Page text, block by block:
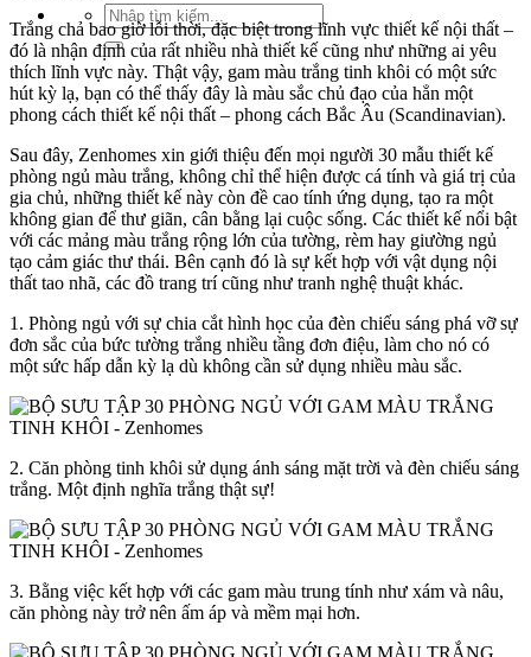
Tìm
kiếm:
Trắng chả bao giờ lỗi thời, đặc biệt trong lĩnh vực thiết kế nội thất –
đó là nhận định của rất nhiều nhà thiết kế cũng như những ai yêu
thích lĩnh vực này. Thật vậy, gam màu trắng tinh khôi có một sức
hút kỳ lạ, bạn có thể thấy đây là màu sắc chủ đạo của hẳn một
phong cách thiết kế nội thất – phong cách Bắc Âu (Scandinavian).
Sau đây, Zenhomes xin giới thiệu đến mọi người 30 mẫu thiết kế
phòng ngủ màu trắng, không chỉ thể hiện được cá tính và giá trị của
gia chủ, những thiết kế này còn đề cao tính ứng dụng, tạo ra một
không gian để thư giãn, cân bằng lại cuộc sống. Các thiết kế nổi bật
với các mảng màu trắng rộng lớn của tường, rèm hay giường ngủ
tạo cảm giác thư thái. Bên cạnh đó là sự kết hợp với vật dụng nội
thất tao nhã, các đồ trang trí cũng như tranh nghệ thuật khác.
1. Phòng ngủ với sự chia cắt hình học của đèn chiếu sáng phá vỡ sự
đơn sắc của bức tường trắng nhiều tầng đơn điệu, làm cho nó có
một sức hấp dẫn kỳ lạ dù không cần sử dụng nhiều màu sắc.
2. Căn phòng tinh khôi sử dụng ánh sáng mặt trời và đèn chiếu sáng
trắng. Một định nghĩa trắng thật sự!
3. Bằng việc kết hợp với các gam màu trung tính như xám và nâu,
căn phòng này trở nên ấm áp và mềm mại hơn.